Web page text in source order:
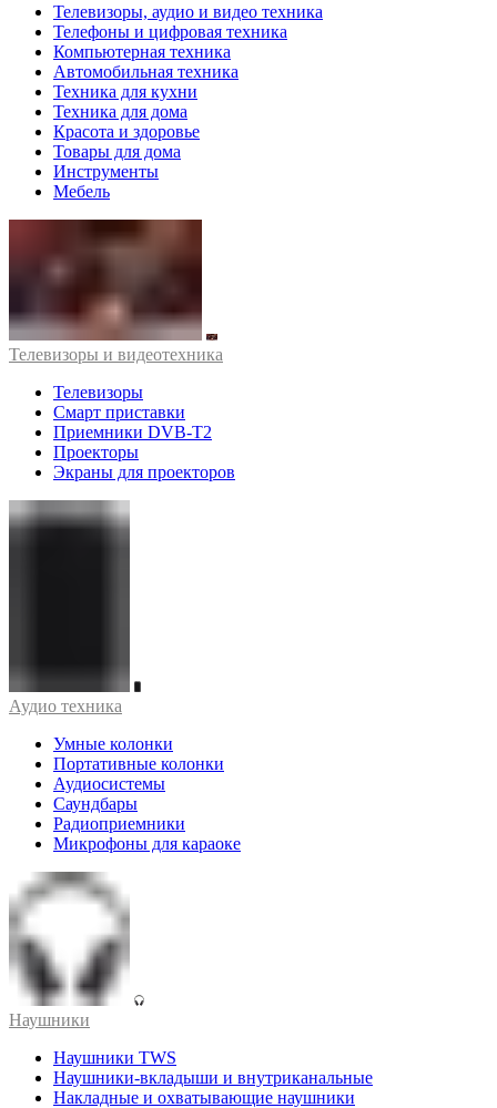
Телевизоры, аудио и видео техника
Телефоны и цифровая техника
Компьютерная техника
Автомобильная техника
Техника для кухни
Техника для дома
Красота и здоровье
Товары для дома
Инструменты
Мебель
Телевизоры и видеотехника
Телевизоры
Смарт приставки
Приемники DVB-T2
Проекторы
Экраны для проекторов
Аудио техника
Умные колонки
Портативные колонки
Аудиосистемы
Саундбары
Радиоприемники
Микрофоны для караоке
Наушники
Наушники TWS
Наушники-вкладыши и внутриканальные
Накладные и охватывающие наушники